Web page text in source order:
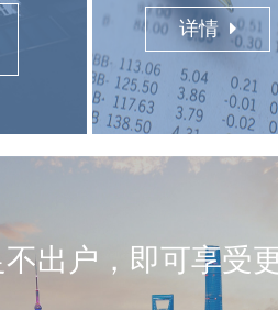
详情
出户，即可享受